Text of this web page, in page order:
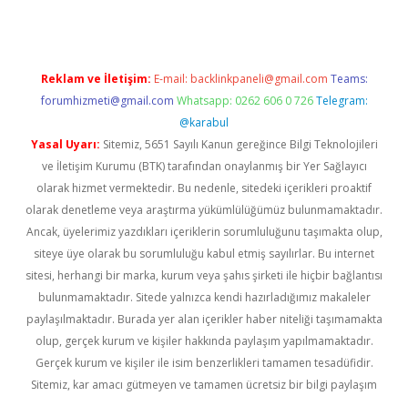
Reklam ve İletişim: E-mail: backlinkpaneli@gmail.com Teams:
forumhizmeti@gmail.com Whatsapp: 0262 606 0 726 Telegram:
@karabul
Yasal Uyarı: Sitemiz, 5651 Sayılı Kanun gereğince Bilgi Teknolojileri
ve İletişim Kurumu (BTK) tarafından onaylanmış bir Yer Sağlayıcı
olarak hizmet vermektedir. Bu nedenle, sitedeki içerikleri proaktif
olarak denetleme veya araştırma yükümlülüğümüz bulunmamaktadır.
Ancak, üyelerimiz yazdıkları içeriklerin sorumluluğunu taşımakta olup,
siteye üye olarak bu sorumluluğu kabul etmiş sayılırlar. Bu internet
sitesi, herhangi bir marka, kurum veya şahıs şirketi ile hiçbir bağlantısı
bulunmamaktadır. Sitede yalnızca kendi hazırladığımız makaleler
paylaşılmaktadır. Burada yer alan içerikler haber niteliği taşımamakta
olup, gerçek kurum ve kişiler hakkında paylaşım yapılmamaktadır.
Gerçek kurum ve kişiler ile isim benzerlikleri tamamen tesadüfidir.
Sitemiz, kar amacı gütmeyen ve tamamen ücretsiz bir bilgi paylaşım